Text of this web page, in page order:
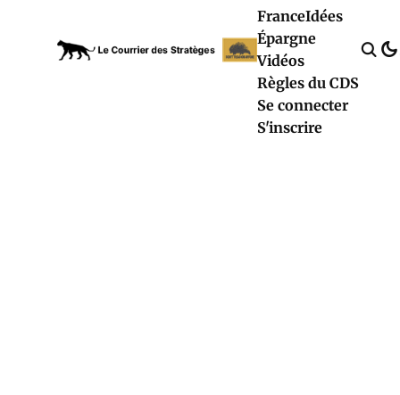
FranceIdées
Épargne
Vidéos
Règles du CDS
Se connecter
S'inscrire